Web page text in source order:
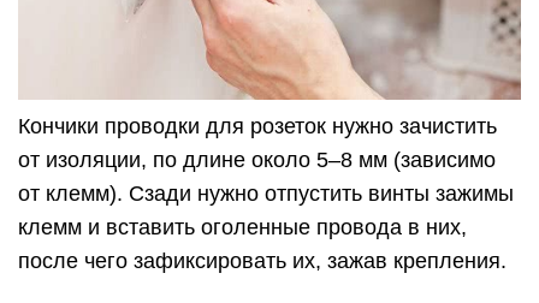
Кончики проводки для розеток нужно зачистить
от изоляции, по длине около 5–8 мм (зависимо
от клемм). Сзади нужно отпустить винты зажимы
клемм и вставить оголенные провода в них,
после чего зафиксировать их, зажав крепления.